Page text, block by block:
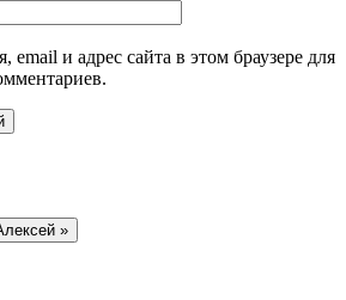
email и адрес сайта в этом браузере для